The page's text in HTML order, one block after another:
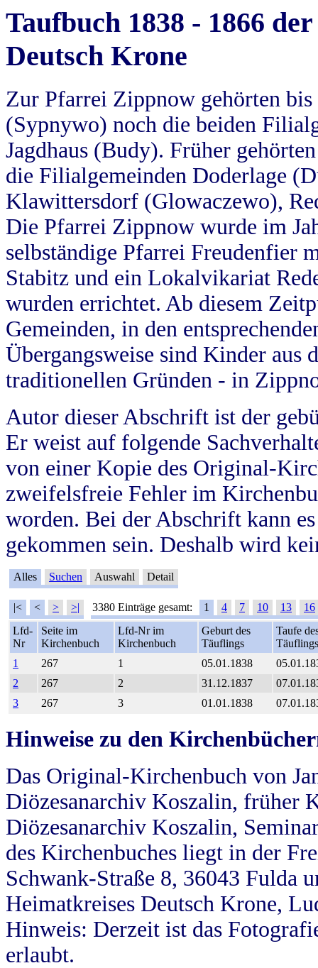
Taufbuch 1838 - 1866
Deutsch Krone
Zur Pfarrei Zippnow gehörten
(Sypnywo) noch die beiden
Jagdhaus (Budy). Früher
die Filialgemeinden Doderlage
Klawittersdorf (Glowaczewo),
Die Pfarrei Zippnow wurde im
selbständige Pfarrei Freudenfier
Stabitz und ein Lokalvikariat
wurden errichtet. Ab diesem
Gemeinden, in den
Übergangsweise sind Kinder aus
traditionellen Gründen - in
Autor dieser Abschrift ist der
Er weist auf folgende
von einer Kopie des Original-
zweifelsfreie Fehler im
worden. Bei der Abschrift kann
gekommen sein. Deshalb wird
Alles Suchen Auswahl Detail
|< < > >| 3380 Einträge gesamt: 1 4 7 10 13
16
Lfd-
Nr
Seite im
Kirchenbuch
Lfd-Nr im
Kirchenbuch
Geburt des
Täuflings
Taufe
Täuflings
1
267 1 05.01.1838
2
267 2 31.12.1837
3
267 3 01.01.1838
Hinweise zu den
Das Original-Kirchenbuch von
Diözesanarchiv Koszalin, früher
Diözesanarchiv Koszalin,
des Kirchenbuches liegt in der
Schwank-Straße 8, 36043 Fulda
Heimatkreises Deutsch Krone,
Hinweis: Derzeit ist das
erlaubt.